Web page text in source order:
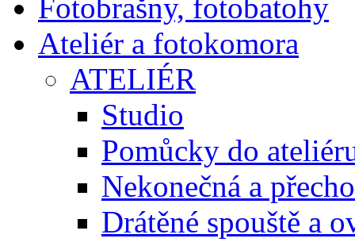
Fotobrašny, fotobatohy
Ateliér a fotokomora
ATELIÉR
Studio
Pomůcky do
Nekonečná a
Drátěné spouště a